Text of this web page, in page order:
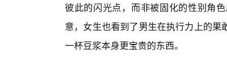
彼此的闪光点，而非被固化的性别角
意，女生也看到了男生在执行力上的
一杯豆浆本身更宝贵的东西。